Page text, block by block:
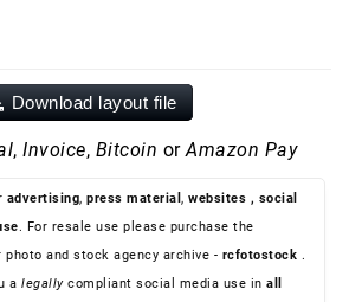
Download layout file
, Invoice, Bitcoin orAmazon Pay
advertising, press material , websites , social
. For resale use please purchase the
and stock agency archive - rcfotostock .
a legallycompliant social media use in all